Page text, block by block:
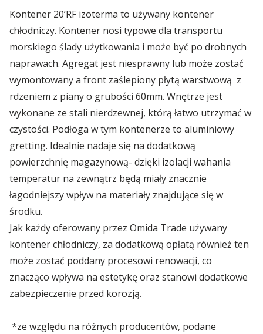
Od rozmowy do imperium – początki Omida Trade
Wietrzenie magazynów! Kontenery teraz w
Regulamin promocji „Summer Sale z Omida
Trade”
Omida Trade na targowym maratonie
...więcej artykułów
Branża elektroniczna
Branża magazynowa
Branża self-storage
Branża spedycyjna
Branża wulkanizacyjna
Kontenery Białystok
Kontenery Bydgoszcz
Kontenery Gdańsk
Kontenery Katowice
Kontenery Kielce
Kontenery Kraków
Kontenery Lublin
Kontenery Małaszewicze
Kontenery Olsztyn
Depoty
Współpraca
Dla Mediów
🇨🇳 中国人
Kontener 20’RF izoterma to używany kontener
chłodniczy. Kontener nosi typowe dla transportu
morskiego ślady użytkowania i może być po drobnych
naprawach. Agregat jest niesprawny lub może zostać
wymontowany a front zaślepiony płytą warstwową z
rdzeniem z piany o grubości 60mm. Wnętrze jest
wykonane ze stali nierdzewnej, którą łatwo utrzymać w
czystości. Podłoga w tym kontenerze to aluminiowy
gretting. Idealnie nadaje się na dodatkową
powierzchnię magazynową- dzięki izolacji wahania
temperatur na zewnątrz będą miały znacznie
łagodniejszy wpływ na materiały znajdujące się w
środku.
Jak każdy oferowany przez Omida Trade używany
kontener chłodniczy, za dodatkową opłatą również ten
może zostać poddany procesowi renowacji, co
znacząco wpływa na estetykę oraz stanowi dodatkowe
zabezpieczenie przed korozją.
*ze względu na różnych producentów, podane